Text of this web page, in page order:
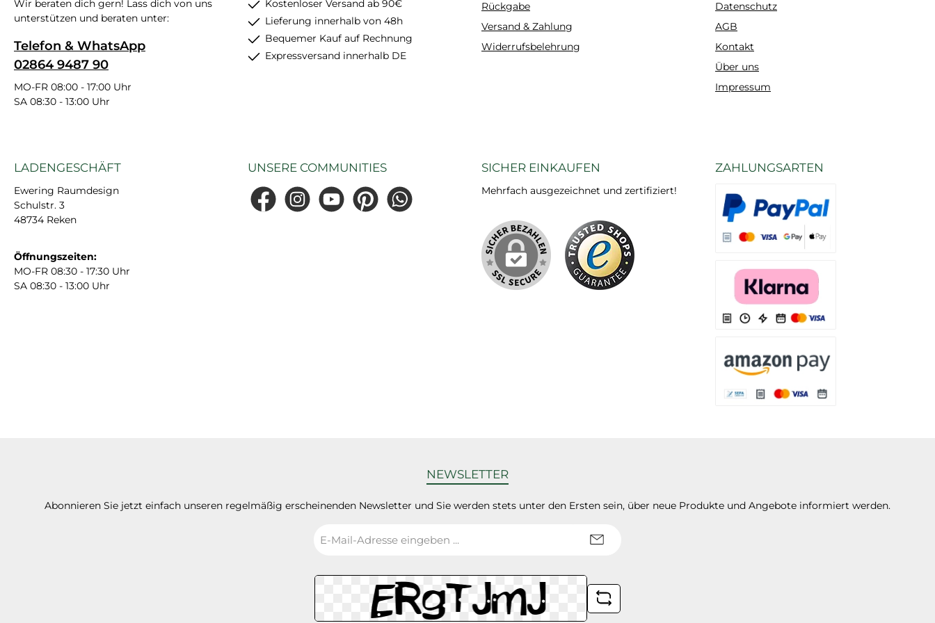
Sicherheitsvorschriften
Wir beraten dich gern! Lass dich von uns
unterstützen und beraten unter:
Telefon & WhatsApp
02864 9487 90
MO-FR 08:00 - 17:00 Uhr
SA 08:30 - 13:00 Uhr
Kostenloser Versand ab 90€
Lieferung innerhalb von 48h
Bequemer Kauf auf Rechnung
Expressversand innerhalb DE
Rückgabe
Versand & Zahlung
Widerrufsbelehrung
Datenschutz
AGB
Kontakt
Über uns
Impressum
LADENGESCHÄFT
Ewering Raumdesign
Schulstr. 3
48734 Reken
Öffnungszeiten:
MO-FR 08:30 - 17:30 Uhr
SA 08:30 - 13:00 Uhr
UNSERE COMMUNITIES
FacebookInstagramYouTubePinterestWhatsApp
SICHER EINKAUFEN
Mehrfach ausgezeichnet und zertifiziert!
ZAHLUNGSARTEN
NEWSLETTER
Abonnieren Sie jetzt einfach unseren regelmäßig erscheinenden Newsletter und Sie werden stets unter den Ersten sein, über neue Produkte und Angebote informiert werden.
Mail-
*